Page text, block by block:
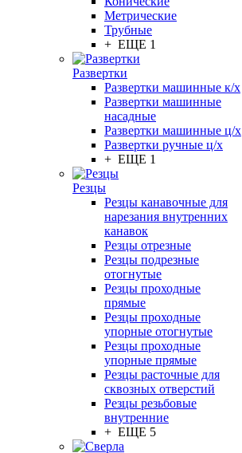
Метрические
Трубные
+ ЕЩЕ 1
Развертки
Развертки машинные к/х
Развертки машинные
насадные
Развертки машинные ц/х
Развертки ручные ц/х
+ ЕЩЕ 1
Резцы
Резцы канавочные для
нарезания внутренних
канавок
Резцы отрезные
Резцы подрезные
отогнутые
Резцы проходные
прямые
Резцы проходные
упорные отогнутые
Резцы проходные
упорные прямые
Резцы расточные для
сквозных отверстий
Резцы резьбовые
внутренние
+ ЕЩЕ 5